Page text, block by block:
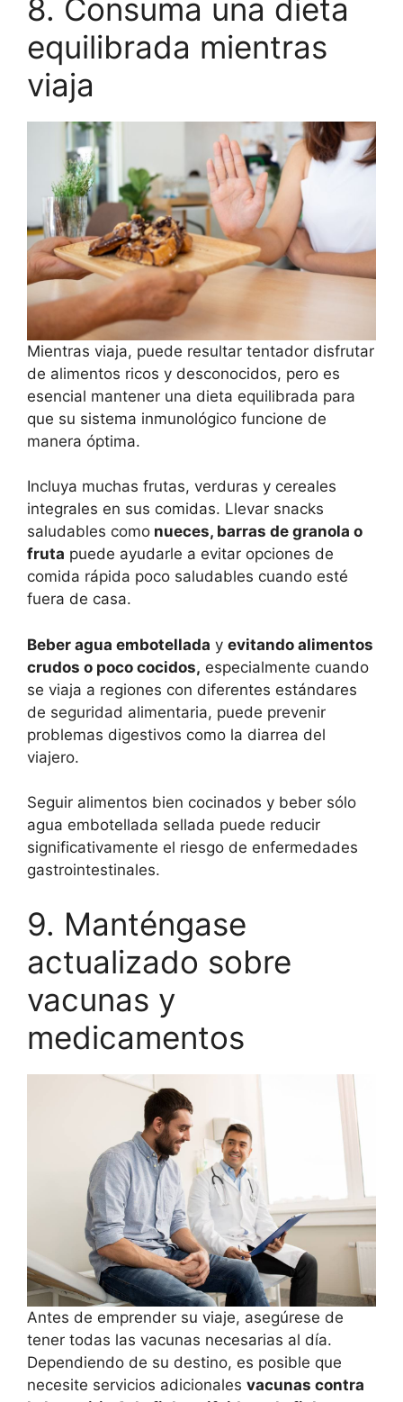
8. Consuma una dieta
equilibrada mientras
viaja
Mientras viaja, puede resultar tentador disfrutar
de alimentos ricos y desconocidos, pero es
esencial mantener una dieta equilibrada para
que su sistema inmunológico funcione de
manera óptima.
Incluya muchas frutas, verduras y cereales
integrales en sus comidas. Llevar snacks
saludables como nueces, barras de granola o
fruta puede ayudarle a evitar opciones de
comida rápida poco saludables cuando esté
fuera de casa.
Beber agua embotellada y evitando alimentos
crudos o poco cocidos, especialmente cuando
se viaja a regiones con diferentes estándares
de seguridad alimentaria, puede prevenir
problemas digestivos como la diarrea del
viajero.
Seguir alimentos bien cocinados y beber sólo
agua embotellada sellada puede reducir
significativamente el riesgo de enfermedades
gastrointestinales.
9. Manténgase
actualizado sobre
vacunas y
medicamentos
Antes de emprender su viaje, asegúrese de
tener todas las vacunas necesarias al día.
Dependiendo de su destino, es posible que
necesite servicios adicionales vacunas contra